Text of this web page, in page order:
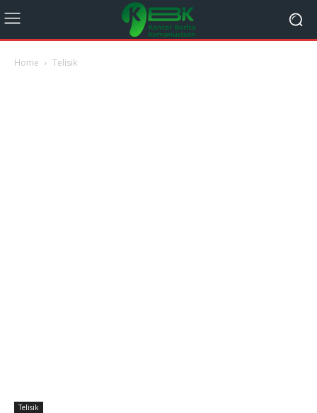
Home Telisik
Telisik